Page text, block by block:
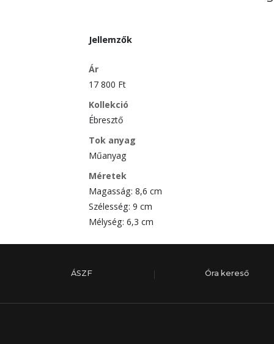
Jellemzők
Ár
17 800 Ft
Kollekció
Ébresztő
Tok anyag
Műanyag
Méretek
Magasság: 8,6 cm
Szélesség: 9 cm
Mélység: 6,3 cm
ÁSZF Óra kereső